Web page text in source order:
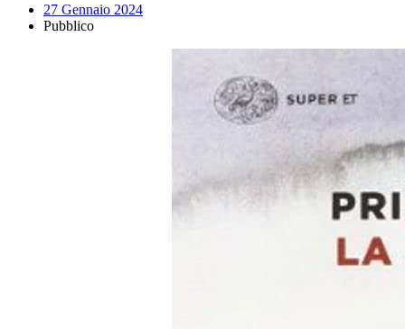
27 Gennaio 2024
Pubblico